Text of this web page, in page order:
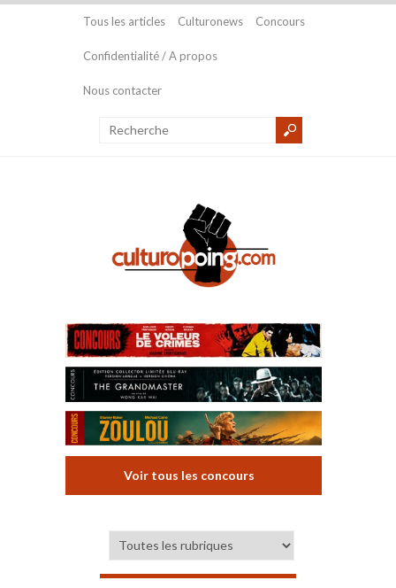
Tous les articles Culturonews Concours
Confidentialité / A propos
Nous contacter
Voir tous les concours